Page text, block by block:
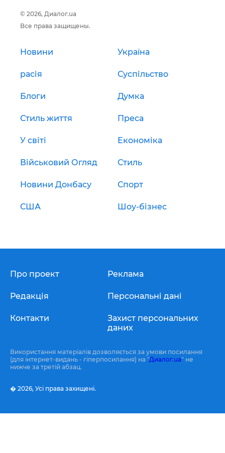
© 2026, Диалог.ua
Все права защищены.
Новини Україна
расія Суспільство
Блоги Думка
Стиль життя Преса
У світі Економіка
Військовий Огляд Стиль
Новини Донбасу Спорт
США Шоу-бізнес
Про проект
Редакція
Контакти
Реклама
Персональні дані
Захист персональних
даних
Використання матеріалів дозволяється за умови посилання
(для інтернет-видань - гіперпосилання) на "Диалог.ua" не
нижче за третій абзац.
� 2026, Усі права захищені.